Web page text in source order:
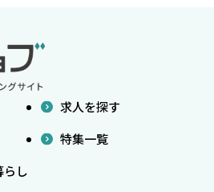
求人を探す
特集一覧
らし